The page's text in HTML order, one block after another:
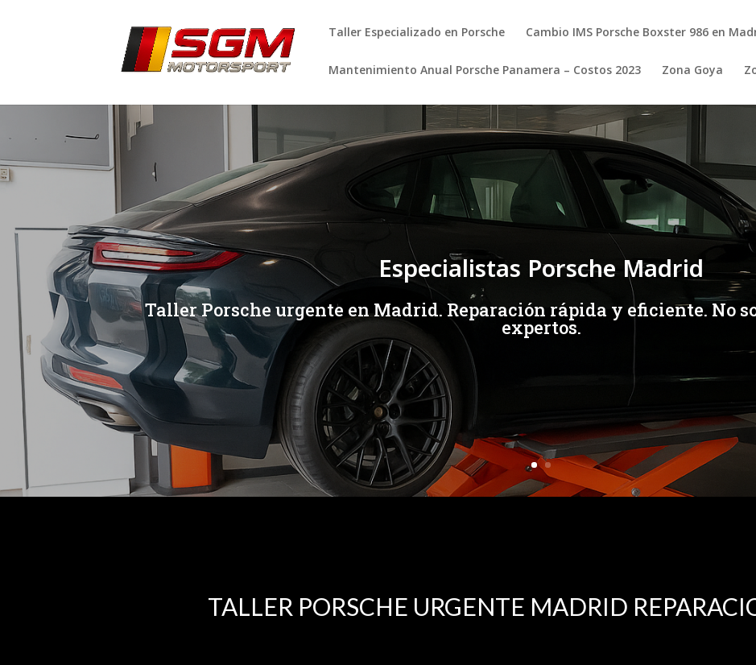
Taller Especializado en Porsche Cambio IMS Porsche Boxster 986 en
Mantenimiento Anual Porsche Panamera – Costos 2023 Zona Goya
Especialistas Porsche Madrid
Taller Porsche urgente en Madrid. Reparación rápida y eficiente. No
expertos.
[/et_pb_slide]
TALLER PORSCHE URGENTE MADRID